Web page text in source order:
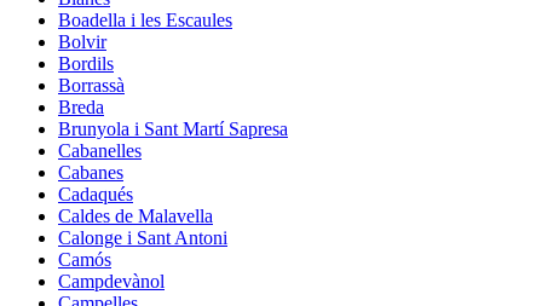
Boadella i les Escaules
Bolvir
Bordils
Borrassà
Breda
Brunyola i Sant Martí Sapresa
Cabanelles
Cabanes
Cadaqués
Caldes de Malavella
Calonge i Sant Antoni
Camós
Campdevànol